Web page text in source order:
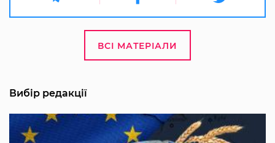
ВСІ МАТЕРІАЛИ
Вибір редакції